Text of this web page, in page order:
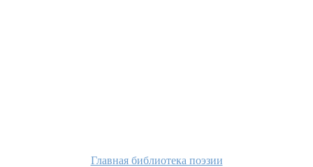
Главная библиотека поэзии